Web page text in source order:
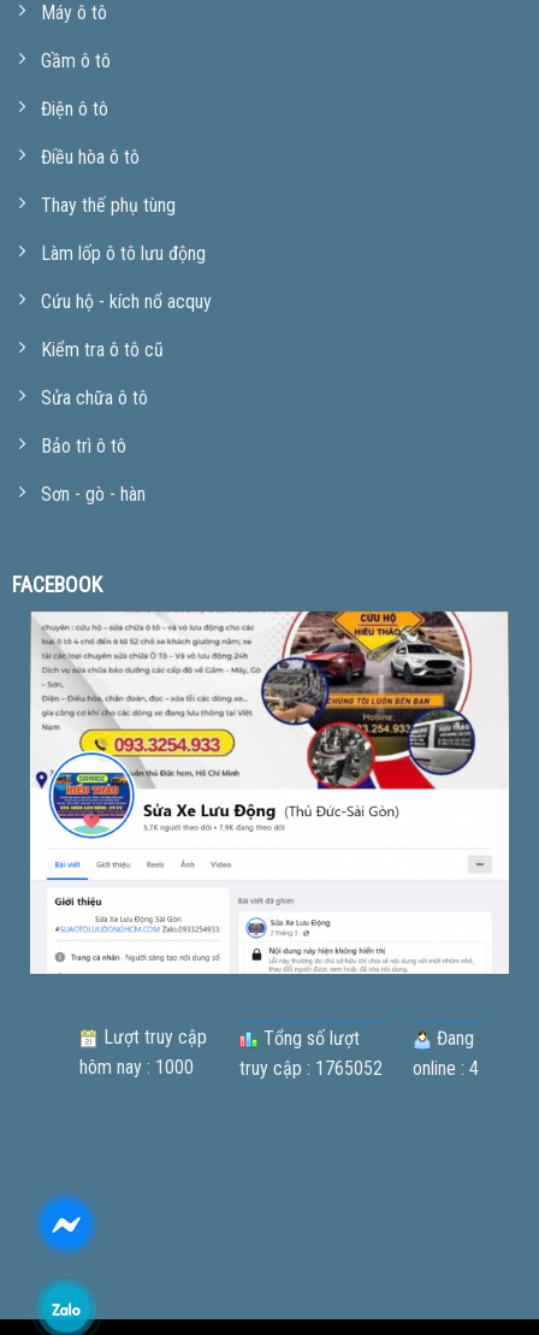
Máy ô tô
Gầm ô tô
Điện ô tô
Điều hòa ô tô
Thay thế phụ tùng
Làm lốp ô tô lưu động
Cứu hộ - kích nổ acquy
Kiểm tra ô tô cũ
Sửa chữa ô tô
Bảo trì ô tô
Sơn - gò - hàn
FACEBOOK
Lượt truy cập
hôm nay : 1000
Tổng số lượt
truy cập : 1765052
Đang
online : 4